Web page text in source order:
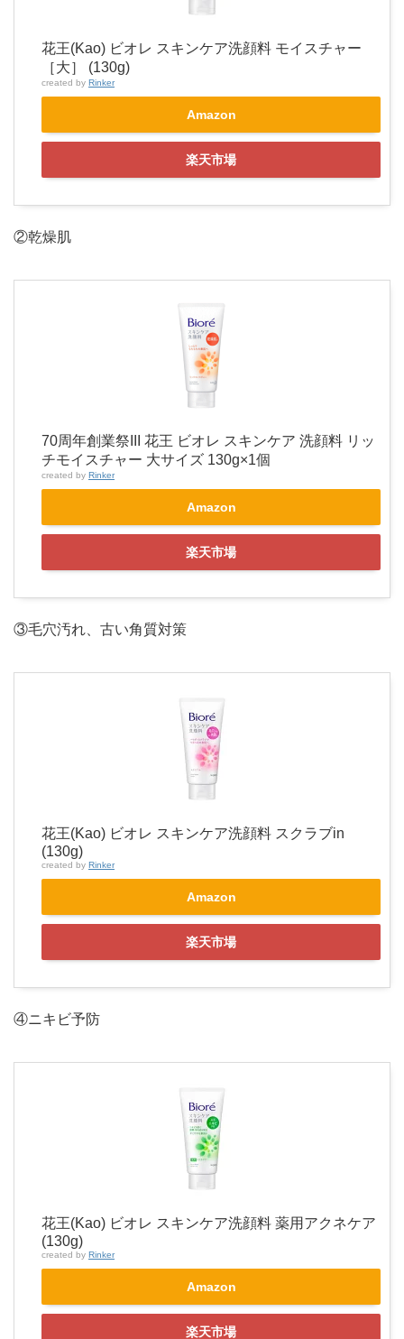
花王(Kao) ビオレ スキンケア洗顔料 モイスチャー
［大］ (130g)
created by Rinker
Amazon
楽天市場
②乾燥肌
70周年創業祭III 花王 ビオレ スキンケア 洗顔料 リッ
チモイスチャー 大サイズ 130g×1個
created by Rinker
Amazon
楽天市場
③毛穴汚れ、古い角質対策
花王(Kao) ビオレ スキンケア洗顔料 スクラブin
(130g)
created by Rinker
Amazon
楽天市場
④ニキビ予防
花王(Kao) ビオレ スキンケア洗顔料 薬用アクネケア
(130g)
created by Rinker
Amazon
楽天市場